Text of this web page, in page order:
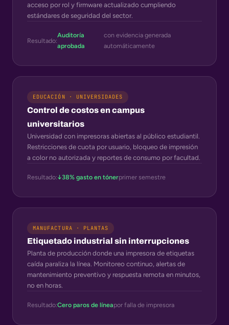
acceso por rol y firmware actualizado cumpliendo
estándares de seguridad del sector.
Resultado:
Auditoría
aprobada
con evidencia generada
automáticamente
EDUCACIÓN · UNIVERSIDADES
Control de costos en campus
universitarios
Universidad con impresoras abiertas al público estudiantil.
Restricciones de cuota por usuario, bloqueo de impresión
a color no autorizada y reportes de consumo por facultad.
Resultado:↓38% gasto en tónerprimer semestre
MANUFACTURA · PLANTAS
Etiquetado industrial sin interrupciones
Planta de producción donde una impresora de etiquetas
caída paraliza la línea. Monitoreo continuo, alertas de
mantenimiento preventivo y respuesta remota en minutos,
no en horas.
Resultado:Cero paros de líneapor falla de impresora